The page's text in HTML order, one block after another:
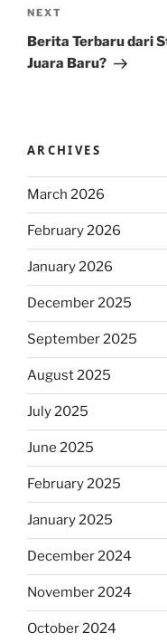
Next
Post
NEXT
Berita Terbaru dari
Juara Baru?
ARCHIVES
March 2026
February 2026
January 2026
December 2025
September 2025
August 2025
July 2025
June 2025
February 2025
January 2025
December 2024
November 2024
October 2024